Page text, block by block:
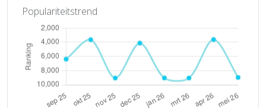
Populariteitstrend